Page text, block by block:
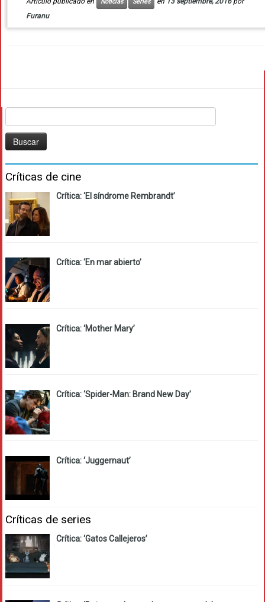
Noticias Series
Furanu
Críticas de cine
Crítica: ‘El síndrome Rembrandt’
Crítica: ‘En mar abierto’
Crítica: ‘Mother Mary’
Crítica: ‘Spider-Man: Brand New Day’
Crítica: ‘Juggernaut’
Críticas de series
Crítica: ‘Gatos Callejeros’